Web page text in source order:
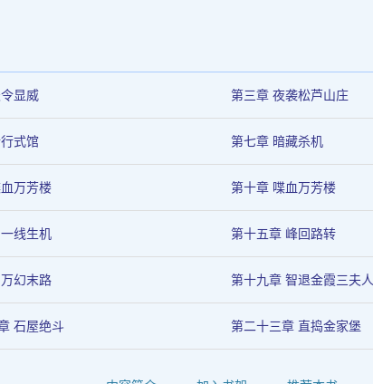
显威 第三章 夜袭松芦山庄
式馆 第七章 暗藏杀机
万芳楼 第十章 喋血万芳楼
线生机 第十五章 峰回路转
幻末路 第十九章 智退金霞三夫人
石屋绝斗 第二十三章 直捣金家堡